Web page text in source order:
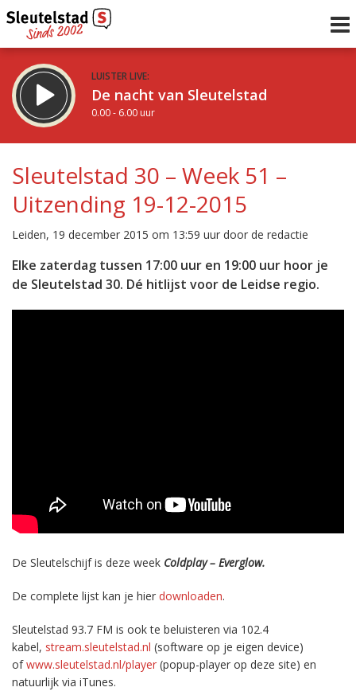
LUISTER LIVE:
De nacht van Sleutelstad
0.00 - 6.00 uur
De ochtend van Sleutelstad
6.00 - 12.00 uur
Vorig uur
uur 1 van 0
Inklappen
Sleutelstad 30 – Week 51 –
Uitzending 19-12-2015
Leiden, 19 december 2015 om 13:59 uur door de redactie
Elke zaterdag tussen 17:00 uur en 19:00 uur hoor je
de Sleutelstad 30. Dé hitlijst voor de Leidse regio.
De Sleutelschijf is deze week Coldplay – Everglow.
De complete lijst kan je hier downloaden.
Sleutelstad 93.7 FM is ook te beluisteren via 102.4
kabel, stream.sleutelstad.nl (software op je eigen device)
ofwww.sleutelstad.nl/player (popup-player op deze site) en
natuurlijk via iTunes.